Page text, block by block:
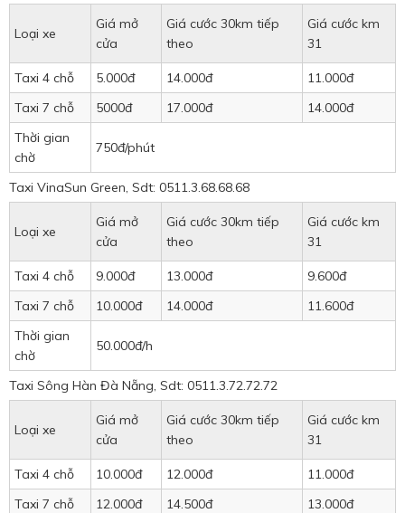
Loại xe
Giá mở
cửa
Giá cước 30km tiếp
theo
Giá cước km
31
Taxi 4 chỗ 5.000đ 14.000đ
11.000đ
Taxi 7 chỗ
5000đ 17.000đ
14.000đ
Thời gian
chờ
750đ/phút
Taxi VinaSun Green, Sdt: 0511.3.68.68.68
Loại xe
Giá mở
cửa
Giá cước 30km tiếp
theo
Giá cước km
31
Taxi 4 chỗ 9.000đ 13.000đ
9.600đ
Taxi 7 chỗ
10.000đ 14.000đ
11.600đ
Thời gian
chờ
50.000đ/h
Taxi Sông Hàn Đà Nẵng, Sdt: 0511.3.72.72.72
Loại xe
Giá mở
cửa
Giá cước 30km tiếp
theo
Giá cước km
31
Taxi 4 chỗ 10.000đ 12.000đ
11.000đ
Taxi 7 chỗ
12.000đ 14.500đ
13.000đ